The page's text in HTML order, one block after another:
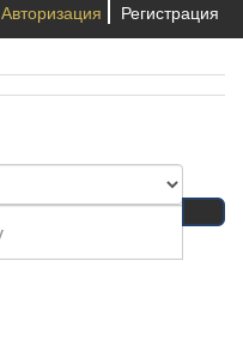
Авторизация Регистрация